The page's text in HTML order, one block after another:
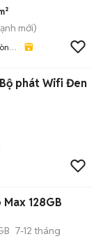
mới)
phát Wifi Đen
128GB
7-12 tháng